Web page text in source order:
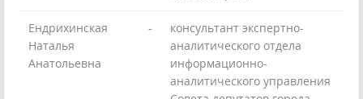
Ендрихинская
Наталья
Анатольевна
-
консультант экспертно-
аналитического отдела
информационно-
аналитического управления